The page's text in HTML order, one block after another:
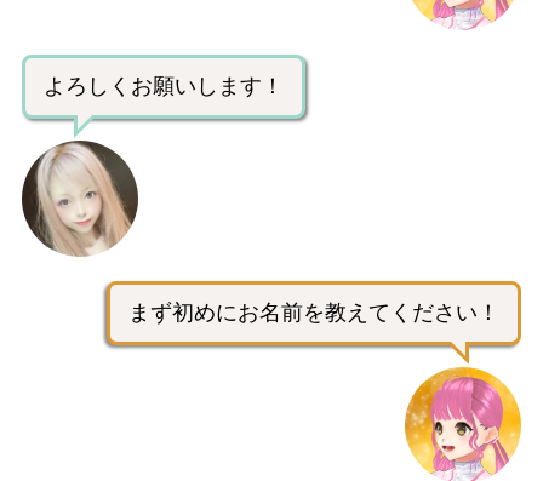
よろしくお願いします！
まず初めにお名前を教えてください！